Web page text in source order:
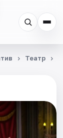
Театр